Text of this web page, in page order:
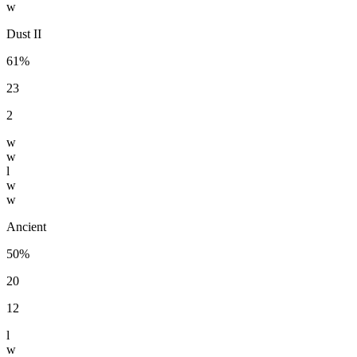
w
Dust II
61%
23
2
w
w
l
w
w
Ancient
50%
20
12
l
w